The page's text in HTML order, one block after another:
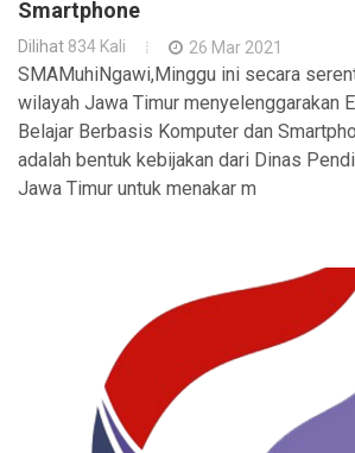
Smartphone
Dilihat 834 Kali 26 Mar 2021
SMAMuhiNgawi,Minggu ini secara
wilayah Jawa Timur menyelenggarakan
Belajar Berbasis Komputer dan
adalah bentuk kebijakan dari Dinas
Jawa Timur untuk menakar m